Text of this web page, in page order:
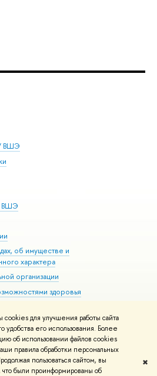
для улучшения работы сайта
его использования. Более
об использовании файлов cookies
правила обработки персональных
пользоваться сайтом, вы
были проинформированы об
✖
ВШЭ
ВШЭ
об имуществе и
характера
организации
здоровья